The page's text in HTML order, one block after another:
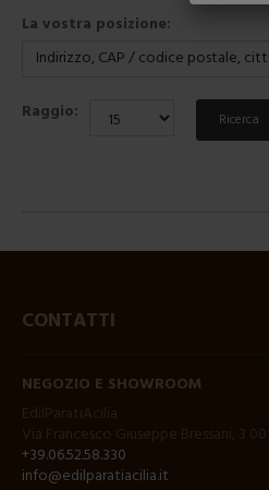
La vostra posizione:
Raggio: Ricerca
CONTATTI
NEGOZIO E SHOWROOM
+39.06.52.58.330
info@edilparatiacilia.it